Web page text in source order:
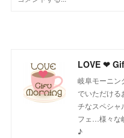
岐阜モーニ
でいただける
チなスペシャ
フェ…様々な
♪